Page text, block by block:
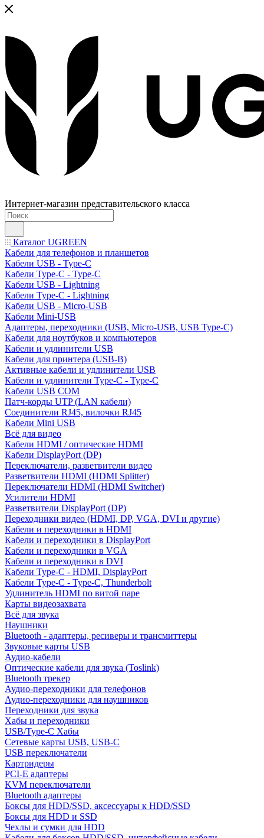
Интернет-магазин представительского класса
Каталог UGREEN
Кабели для телефонов и планшетов
Кабели USB - Type-C
Кабели Type-C - Type-C
Кабели USB - Lightning
Кабели Type-C - Lightning
Кабели USB - Micro-USB
Кабели Mini-USB
Адаптеры, переходники (USB, Micro-USB, USB Type-C)
Кабели для ноутбуков и компьютеров
Кабели и удлинители USB
Кабели для принтера (USB-B)
Активные кабели и удлинители USB
Кабели и удлинители Type-C - Type-C
Кабели USB COM
Патч-корды UTP (LAN кабели)
Соединители RJ45, вилочки RJ45
Кабели Mini USB
Всё для видео
Кабели HDMI / оптические HDMI
Кабели DisplayPort (DP)
Переключатели, разветвители видео
Разветвители HDMI (HDMI Splitter)
Переключатели HDMI (HDMI Switcher)
Усилители HDMI
Разветвители DisplayPort (DP)
Переходники видео (HDMI, DP, VGA, DVI и другие)
Кабели и переходники в HDMI
Кабели и переходники в DisplayPort
Кабели и переходники в VGA
Кабели и переходники в DVI
Кабели Type-C - HDMI, DisplayPort
Кабели Type-C - Type-C, Thunderbolt
Удлинитель HDMI по витой паре
Карты видеозахвата
Всё для звука
Наушники
Bluetooth - адаптеры, ресиверы и трансмиттеры
Звуковые карты USB
Аудио-кабели
Оптические кабели для звука (Toslink)
Bluetooth трекер
Аудио-переходники для телефонов
Аудио-переходники для наушников
Переходники для звука
Хабы и переходники
USB/Type-C Хабы
Сетевые карты USB, USB-C
USB переключатели
Картридеры
PCI-E адаптеры
KVM переключатели
Bluetooth адаптеры
Боксы для HDD/SSD, аксессуары к HDD/SSD
Боксы для HDD и SSD
Чехлы и сумки для HDD